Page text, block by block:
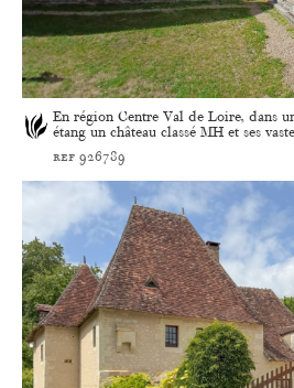
En région Centre Val de Loire, dans
étang un château classé MH et ses
ref 926789